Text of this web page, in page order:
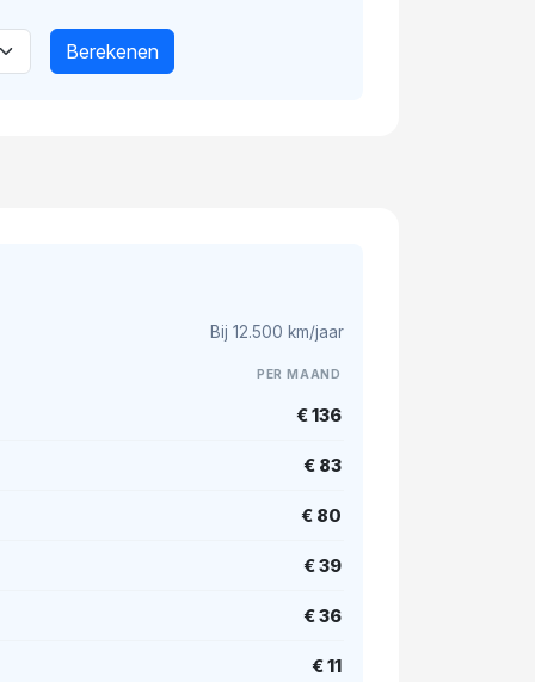
Berekenen
Bij 12.500 km/jaar
PER MAAND
€ 136
€ 83
€ 80
€ 39
€ 36
€ 11